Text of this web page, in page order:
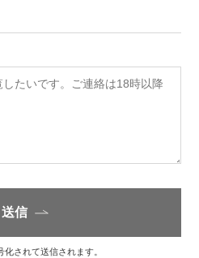
送信
化されて送信されます。